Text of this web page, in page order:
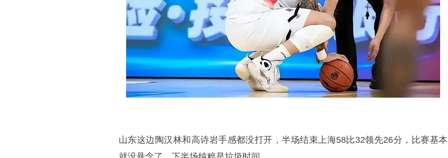
山东这边 陶汉林和高诗岩手感都没打开，半场结束上海58比32领先26分，比赛基本